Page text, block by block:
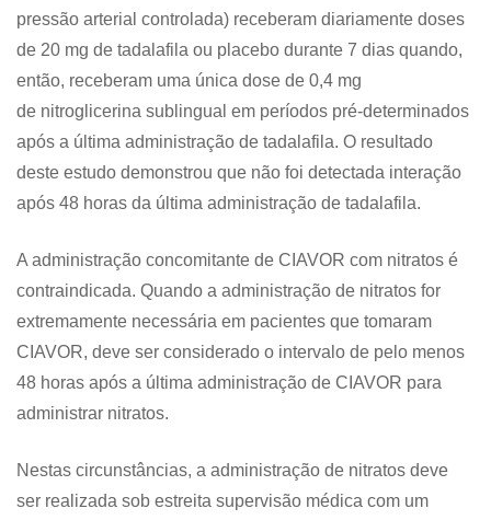
pressão arterial controlada) receberam diariamente doses
de 20 mg de tadalafila ou placebo durante 7 dias quando,
então, receberam uma única dose de 0,4 mg
de nitroglicerina sublingual em períodos pré-determinados
após a última administração de tadalafila. O resultado
deste estudo demonstrou que não foi detectada interação
após 48 horas da última administração de tadalafila.
A administração concomitante de CIAVOR com nitratos é
contraindicada. Quando a administração de nitratos for
extremamente necessária em pacientes que tomaram
CIAVOR, deve ser considerado o intervalo de pelo menos
48 horas após a última administração de CIAVOR para
administrar nitratos.
Nestas circunstâncias, a administração de nitratos deve
ser realizada sob estreita supervisão médica com um